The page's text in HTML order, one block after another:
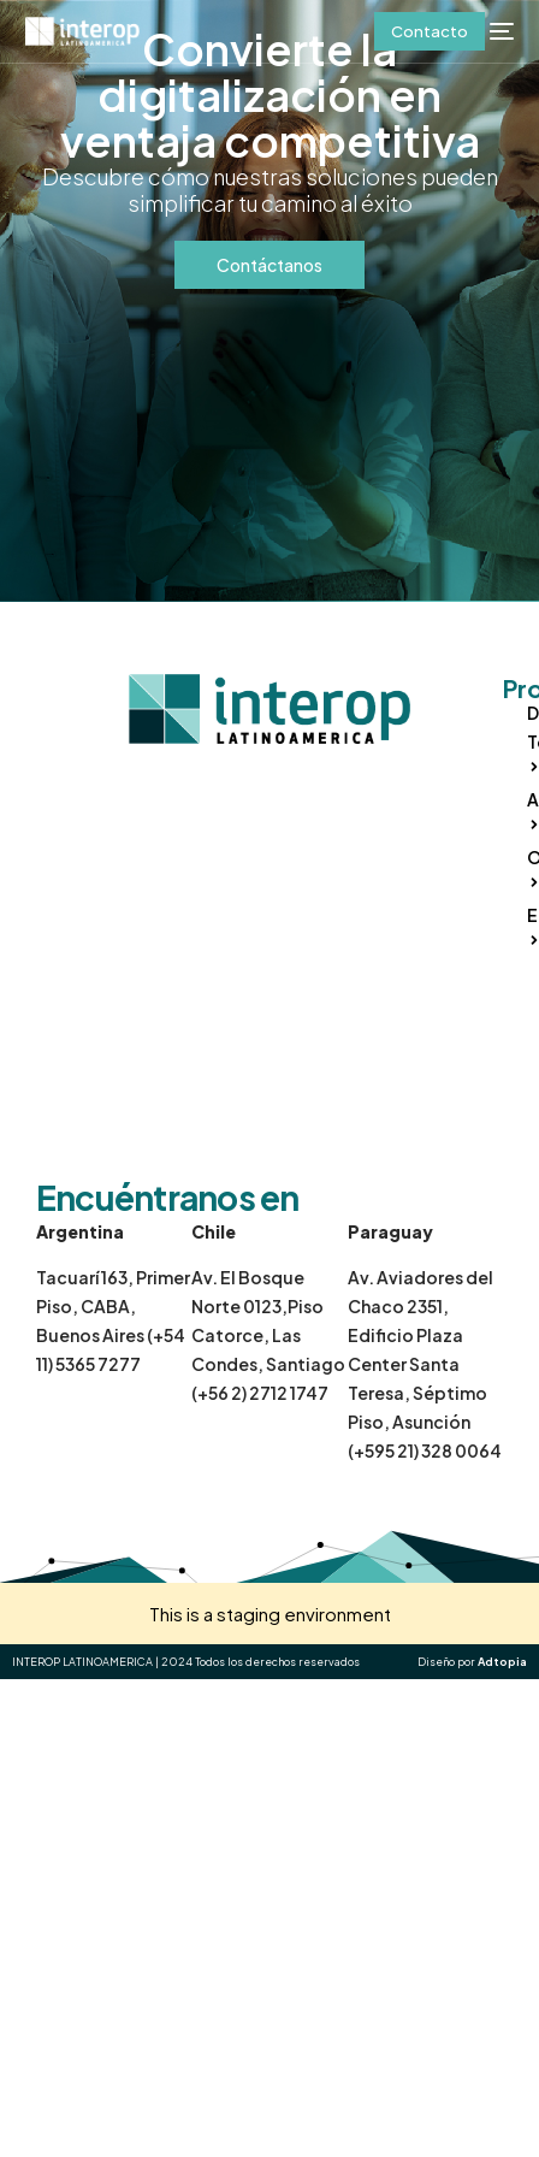
Contacto
Convierte la
digitalización en
ventaja competitiva
Descubre cómo nuestras soluciones pueden
simplificar tu camino al éxito
Contáctanos
Encuéntranos en
Argentina
Tacuarí 163, Primer
Piso, CABA,
Buenos Aires (+54
11) 5365 7277
Chile
Av. El Bosque
Norte 0123,Piso
Catorce, Las
Condes, Santiago
(+56 2) 2712 1747
Paraguay
Av. Aviadores del
Chaco 2351,
Edificio Plaza
Center Santa
Teresa, Séptimo
Piso, Asunción
(+595 21) 328 0064
This is a staging environment
INTEROP LATINOAMERICA | 2024 Todos los derechos reservados Diseño porAdtopia